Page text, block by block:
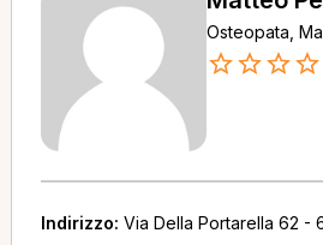
Osteopata,
Indirizzo: Via Della Portarella 62 -